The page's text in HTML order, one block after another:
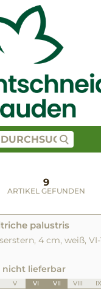
9
ARTIKEL GEFUNDEN
palustris
4 cm, weiß,
nicht lieferbar
V VI VII VIII IX